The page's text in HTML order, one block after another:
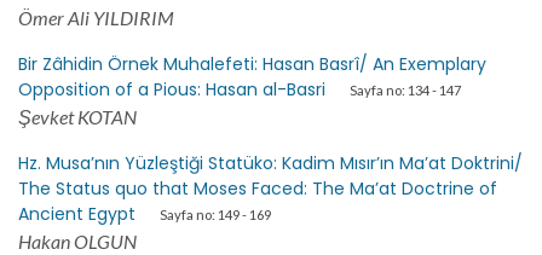
Ömer Ali YILDIRIM
Bir Zâhidin Örnek Muhalefeti: Hasan Basrî/ An Exemplary
Opposition of a Pious: Hasan al-Basri
Sayfa no: 134 - 147
Şevket KOTAN
Hz. Musa’nın Yüzleştiği Statüko: Kadim Mısır’ın Ma’at Doktrini/
The Status quo that Moses Faced: The Ma’at Doctrine of
Ancient Egypt
Sayfa no: 149 - 169
Hakan OLGUN